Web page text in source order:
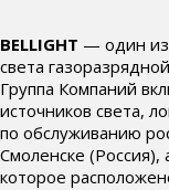
BELLIGHT — один из
света
Группа Компаний
источников света,
по обслуживанию
Смоленске (Россия),
которое